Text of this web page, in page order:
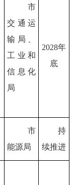
市
交通运
输局、
工业和
信息化
局
2028年
底
市
能源局
持
续推进